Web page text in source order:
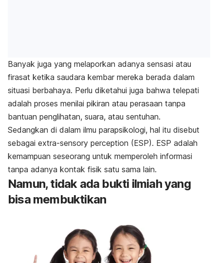
Banyak juga yang melaporkan adanya sensasi atau
firasat ketika saudara kembar mereka berada dalam
situasi berbahaya. Perlu diketahui juga bahwa telepati
adalah proses menilai pikiran atau perasaan tanpa
bantuan penglihatan, suara, atau sentuhan.
Sedangkan di dalam ilmu parapsikologi, hal itu disebut
sebagai extra-sensory perception (ESP). ESP adalah
kemampuan seseorang untuk memperoleh informasi
tanpa adanya kontak fisik satu sama lain.
Namun, tidak ada bukti ilmiah yang
bisa membuktikan